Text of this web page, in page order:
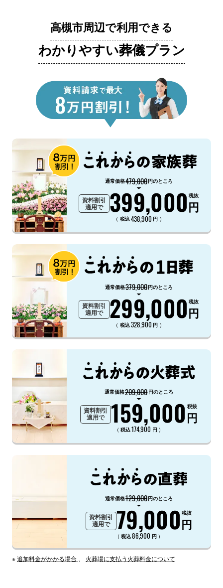
高槻市周辺で利用できる
わかりやすい葬儀プラン
通常価格479,000円のところ
資料割引
適用で
399,000円
税抜
（ 税込438,900 円 ）
通常価格379,000円のところ
資料割引
適用で
299,000円
税抜
（ 税込328,900 円 ）
通常価格209,000円のところ
資料割引
適用で
159,000円
税抜
（ 税込174,900 円 ）
通常価格129,000円のところ
資料割引
適用で
79,000円
税抜
（ 税込86,900 円 ）
※追加料金がかかる場合 火葬場に支払う火葬料金について